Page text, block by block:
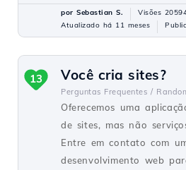
por Sebastian S.
Visões
Atualizado há 11 meses
Você cria sites?
Perguntas Frequentes /
Oferecemos uma
de sites, mas não
Entre em contato com
desenvolvimento web
13